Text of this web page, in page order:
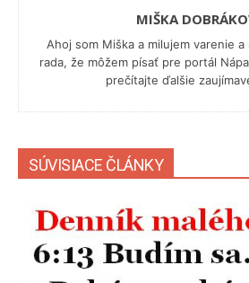
MIŠKA
Ahoj som Miška a milujem varenie
rada, že môžem písať pre portál
prečítajte ďalšie
SÚVISIACE ČLÁNKY